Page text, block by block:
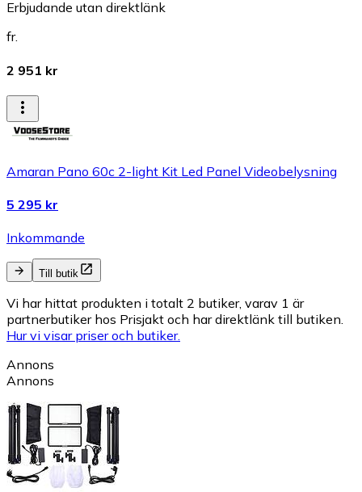
Erbjudande utan direktlänk
fr.
2 951 kr
Amaran Pano 60c 2-light Kit Led Panel Videobelysning
5 295 kr
Inkommande
Till butik
Vi har hittat produkten i totalt 2 butiker, varav 1 är
partnerbutiker hos Prisjakt och har direktlänk till butiken.
Hur vi visar priser och butiker.
Annons
Annons